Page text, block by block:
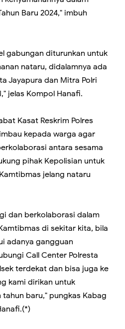
Baru 2024," imbuh
gabungan diturunkan untuk
nataru, didalamnya ada
Jayapura dan Mitra Polri
jelas Kompol Hanafi.
Kasat Reskrim Polres
kepada warga agar
antara sesama
pihak Kepolisian untuk
jelang nataru
dan berkolaborasi dalam
di sekitar kita, bila
adanya gangguan
Call Center Polresta
terdekat dan bisa juga ke
kami dirikan untuk
baru," pungkas Kabag